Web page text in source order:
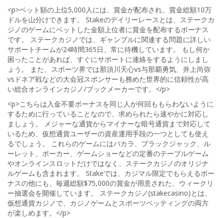
<p>ベット額の上位5,000人には、賞金が配布され、賞金総額10万
ドルを山分けできます。 Stakeのデイリーレースとは、ステークカ
ジノのゲームにベットした金額上位者に賞金を配布するボーナス
です。 ステークカジノでは、ギャンブルに関連する問題に詳しい
サポートチームが24時間365日、常に待機しています。 もし何か
困ったことがあれば、すぐにサポートに連絡をするようにしまし
ょう。 また、スポーツ界では那須川天心vs与那覇勇気、井上尚弥
vsドネア戦などの大会冠スポンサーも務めた世界的に信頼性が高
い総合オンラインカジノ/ブックメーカーです。</p>
<p>こちらは入金不要ボーナスを同じ人が何回ももらわないように
するために行っていることなので、求められたら速やかに対応し
ましょう。 メジャーな通貨からマイナーな暗号通貨まで対応して
いるため、仮想通貨ユーザーの資産運用手段の一つとしても使え
るでしょう。 これらのゲームにはバカラ、ブラックジャック、ル
ーレット、ポーカー、ゲームショーなどの定番のテーブルゲーム
やオンラインスロットだけではなく、ステークカジノのオリジナ
ルゲームも含まれます。 Stakeでは、カジマル限定でもらえるボー
ナスの他にも、毎週総額$75,000の賞金が用意された、ウィークリ
ー抽選会を開催しています。 ステークカジノ(stakecasino)とは、
仮想通貨カジノで、カジノゲームとスポーツベッティングの両方
が楽しめます。</p>